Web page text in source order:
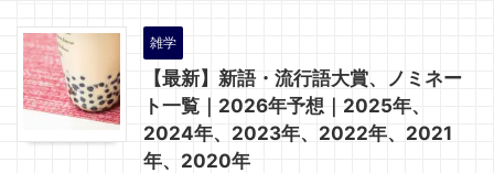
雑学
【最新】新語・流行語大賞、ノミネー
ト一覧｜2026年予想｜2025年、
2024年、2023年、2022年、2021
年、2020年